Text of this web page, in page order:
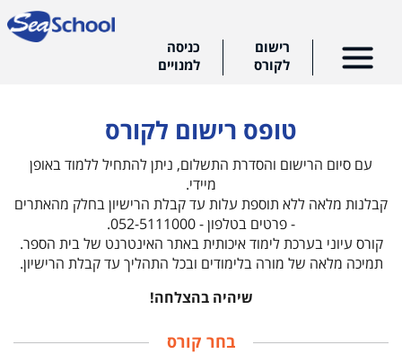
כניסה
למנויים
רישום
לקורס
טופס רישום לקורס
עם סיום הרישום והסדרת התשלום, ניתן להתחיל ללמוד באופן
מיידי.
קבלנות מלאה ללא תוספת עלות עד קבלת הרישיון בחלק מהאתרים
- פרטים בטלפון - 052-5111000.
קורס עיוני בערכת לימוד איכותית באתר האינטרנט של בית הספר.
תמיכה מלאה של מורה בלימודים ובכל התהליך עד קבלת הרישיון.
שיהיה בהצלחה!
בחר קורס